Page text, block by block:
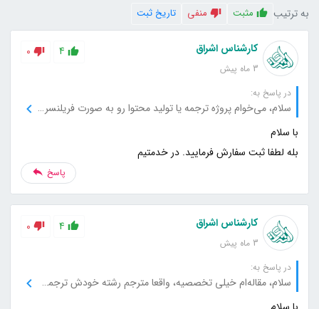
به ترتیب مثبت منفی تاریخ ثبت
کارشناس اشراق
3 ماه پیش
4
0
در پاسخ به:
سلام، می‌خوام پروژه ترجمه یا تولید محتوا رو به صورت فریلنسری سفارش بدم، امکانش هست؟
بله لطفا ثبت سفارش فرمایید. در خدمتیم
پاسخ
کارشناس اشراق
3 ماه پیش
4
0
در پاسخ به:
سلام، مقاله‌ام خیلی تخصصیه، واقعا مترجم رشته خودش ترجمه می‌کنه یا عمومی هست؟